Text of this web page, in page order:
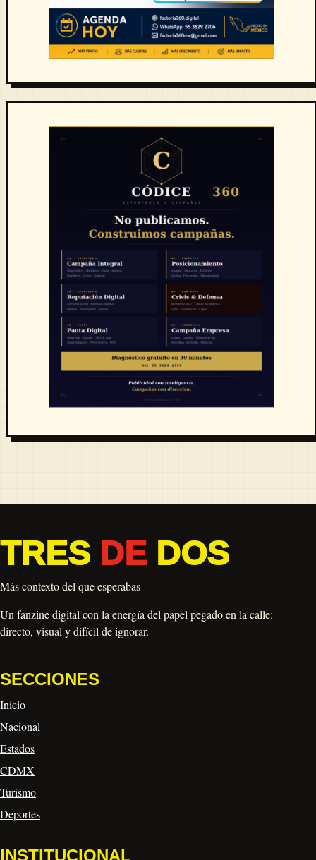
TRES DEDOS
Más contexto del que esperabas
Un fanzine digital con la energía del papel pegado en la calle:
directo, visual y difícil de ignorar.
SECCIONES
Inicio
Nacional
Estados
CDMX
Turismo
Deportes
INSTITUCIONAL